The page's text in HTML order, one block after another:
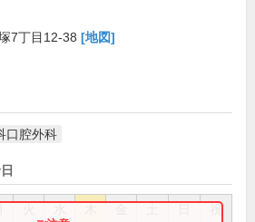
7丁目12-38 [地図]
口腔外科
祝